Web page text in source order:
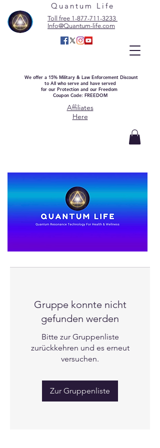
Quantum Life
Toll free 1-877-711-3233
Info@Quantum-life.com
We offer a 15% Military & Law Enforcement Discount
to All who serve and have served
for our Protection and our Freedom
Coupon Code: FREEDOM
Affiliates
Here
Gruppe konnte nicht
gefunden werden
Bitte zur Gruppenliste
zurückkehren und es erneut
versuchen.
Zur Gruppenliste